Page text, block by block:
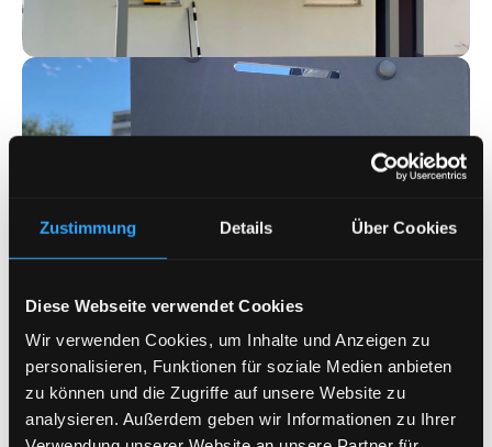
Zustimmung Details Über Cookies
Diese Webseite verwendet Cookies
Wir verwenden Cookies, um Inhalte und Anzeigen zu
personalisieren, Funktionen für soziale Medien anbieten
zu können und die Zugriffe auf unsere Website zu
analysieren. Außerdem geben wir Informationen zu Ihrer
Preis-Transparenz